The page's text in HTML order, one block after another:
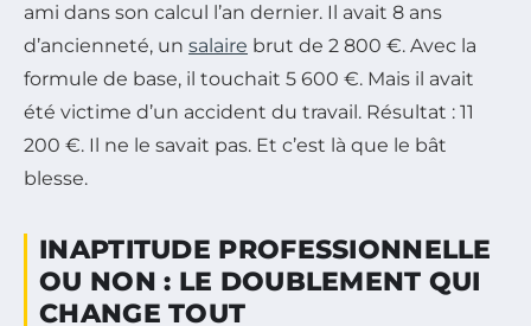
ami dans son calcul l’an dernier. Il avait 8 ans
d’ancienneté, un salaire brut de 2 800 €. Avec la
formule de base, il touchait 5 600 €. Mais il avait
été victime d’un accident du travail. Résultat : 11
200 €. Il ne le savait pas. Et c’est là que le bât
blesse.
INAPTITUDE PROFESSIONNELLE
OU NON : LE DOUBLEMENT QUI
CHANGE TOUT